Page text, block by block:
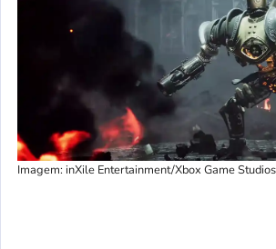
Imagem: inXile Entertainment/Xbox Game